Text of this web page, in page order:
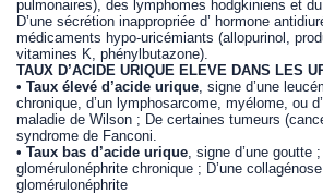
pulmonaires), des lymphomes hodgkiniens et
D’une sécrétion inappropriée d’ hormone
médicaments hypo-uricémiants (allopurinol,
vitamines K, phénylbutazone).
TAUX D’ACIDE URIQUE ELEVE DANS LES
•Taux élevé d’acide urique , signe d’une
chronique, d’un lymphosarcome, myélome, ou
maladie de Wilson ; De certaines tumeurs
syndrome de Fanconi.
•Taux bas d’acide urique , signe d’une goutte
glomérulonéphrite chronique ; D’une collagénose
glomérulonéphrite